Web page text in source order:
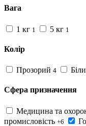
Вага
1 кг 1 5 кг 1
Колір
Прозорий 4
Сфера призначення
Медицина та
промисловість +6